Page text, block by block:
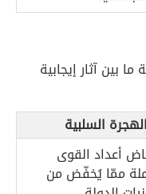
بين آثار إيجابية
السلبية
أعداد القوى
ممّا يُخفّض من